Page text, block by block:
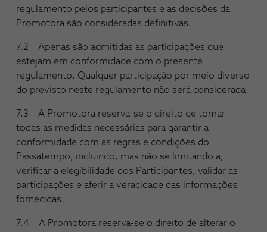
regulamento pelos participantes e as decisões da
Promotora são consideradas definitivas.
7.2 Apenas são admitidas as participações que
estejam em conformidade com o presente
regulamento. Qualquer participação por meio diverso
do previsto neste regulamento não será considerada.
7.3 A Promotora reserva-se o direito de tomar
todas as medidas necessárias para garantir a
conformidade com as regras e condições do
Passatempo, incluindo, mas não se limitando a,
verificar a elegibilidade dos Participantes, validar as
participações e aferir a veracidade das informações
fornecidas.
7.4 A Promotora reserva-se o direito de alterar o